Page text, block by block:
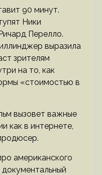
90 минут.
Ники
Перелло.
выразила
зрителям
на то, как
«стоимостью в
вызовет важные
как в интернете,
американского